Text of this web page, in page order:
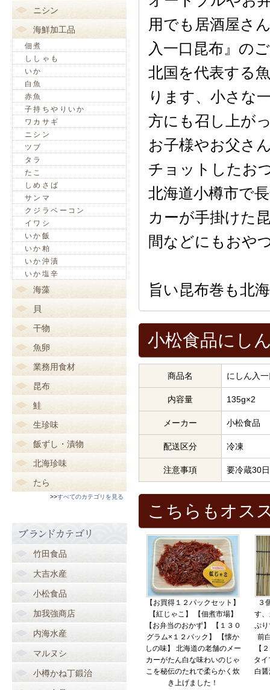
用でも居酒屋さ
入一口昆布』の
北国を代表する
ります、小さな
方にも召し上が
お子様やお父さ
チョットしたお
北海道小樽市で
カーが手掛けた
間などにもおや
旨い昆布巻も北
小松食品にし
商品名 にしん入
内容量 135g×2
メーカー 小松食品
配送区分 冷凍
注意事項 要冷蔵30
こちらもオス
【お買得１２パックセット】
【紅じゃこ】 【佃煮市場】
【お弁当のおかず】 【１３０
グラム×１２パック】 【懐か
しの味】 北海道の老舗のメー
カーがたん白な味わいのじゃ
こを秘伝のたれで柔らかく炊
き上げました！
３
す
ぷ
前
【
タ
白
ニシン
海鮮加工品
佃煮
ししゃも
いか
白魚
赤魚
子持ちやりいか
ワカサギ
ニシン
ツブ
タラ
たこ
しめさば
サンマ
クジラベーコン
イワシ
いか飯
いか粕
いか沖漬
いか塩辛
海藻
貝
干物
魚卵
業務用食材
昆布
鮭
生珍味
飯ずし・漬物
北海珍味
たら
>>すべてのカテゴリを見る
竹田食品
大吉水産
小松食品
加我強商店
内海水産
マルヌシ
小樽かね丁鍛治